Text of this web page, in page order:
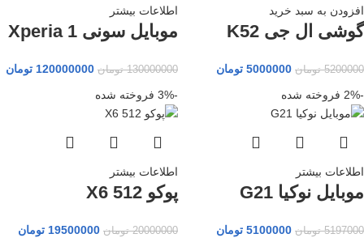
افزودن به سبد خرید
گوشی ال جی K52
5200000 تومان 5000000 تومان
اطلاعات بیشتر
موبایل سونی Xperia 1
130000000 تومان 120000000 تومان
-2%
فروخته شده
اطلاعات بیشتر
موبایل نوکیا G21
5197000 تومان 5100000 تومان
-3% فروخته شده
اطلاعات بیشتر
پوکو X6 512
20000000 تومان 19500000 تومان